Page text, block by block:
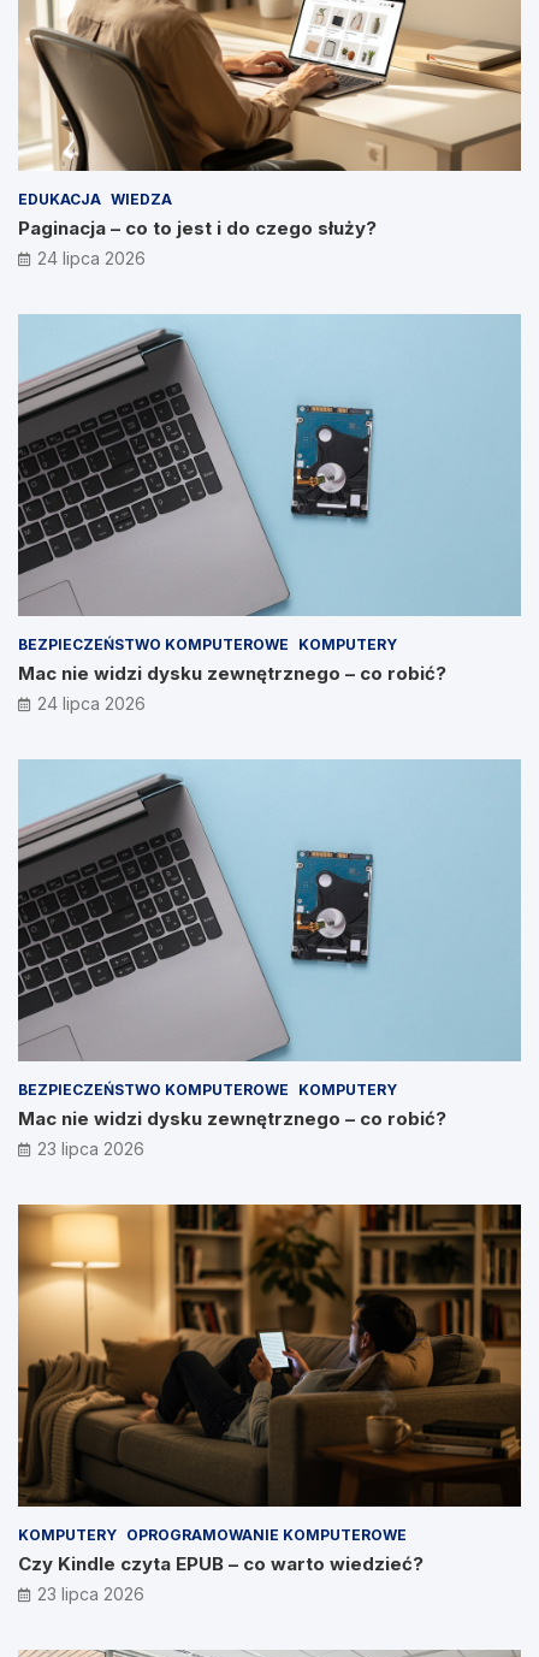
EDUKACJA WIEDZA
Paginacja – co to jest i do czego służy?
24 lipca 2026
BEZPIECZEŃSTWO KOMPUTEROWE KOMPUTERY
Mac nie widzi dysku zewnętrznego – co robić?
24 lipca 2026
BEZPIECZEŃSTWO KOMPUTEROWE KOMPUTERY
Mac nie widzi dysku zewnętrznego – co robić?
23 lipca 2026
KOMPUTERY OPROGRAMOWANIE KOMPUTEROWE
Czy Kindle czyta EPUB – co warto wiedzieć?
23 lipca 2026